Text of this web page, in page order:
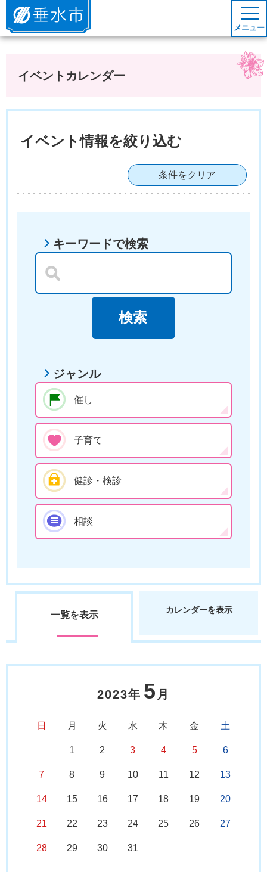
垂水市
メニュー
イベントカレンダー
イベント情報を絞り込む
条件をクリア
キーワードで検索
ジャンル
催し
子育て
健診・検診
相談
一覧を表示 カレンダーを表示
2023年 5 月
日 月 火 水 木 金 土
1 2 3 4 5 6
7 8 9 10 11 12 13
14 15 16 17 18 19 20
21 22 23 24 25 26 27
28 29 30 31